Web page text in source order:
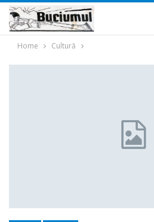
Home Cultură